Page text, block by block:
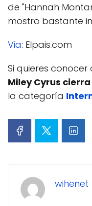
de "Hannah
mostro bastante
Via: Elpais.com
Si quieres
Miley Cyrus
la categoría
wihenet